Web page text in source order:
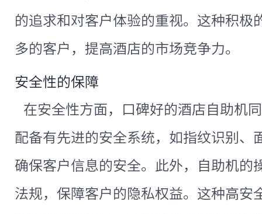
的追求和对客户体验的重视。这种积极
多的客户，提高酒店的市场竞争力。
安全性的保障
在安全性方面，口碑好的酒店自助机
配备有先进的安全系统，如指纹识别、
确保客户信息的安全。此外，自助机的
法规，保障客户的隐私权益。这种高安